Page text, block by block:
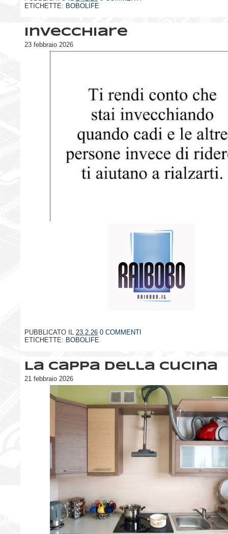
ETICHETTE: BOBOLIFE
Invecchiare
23 febbraio 2026
PUBBLICATO IL 23.2.26 0 COMMENTI
ETICHETTE: BOBOLIFE
La cappa della cucina
21 febbraio 2026